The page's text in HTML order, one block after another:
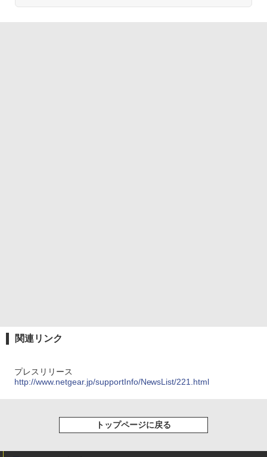
関連リンク
プレスリリース
http://www.netgear.jp/supportInfo/NewsList/221.html
トップページに戻る